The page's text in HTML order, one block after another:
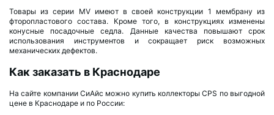
Товары из серии MV имеют в своей конструкции 1 мембрану из
фторопластового состава. Кроме того, в конструкциях изменены
конусные посадочные седла. Данные качества повышают срок
использования инструментов и сокращает риск возможных
механических дефектов.
Как заказать в Краснодаре
На сайте компании СиАйс можно купить коллекторы CPS по выгодной
цене в Краснодаре и по России: